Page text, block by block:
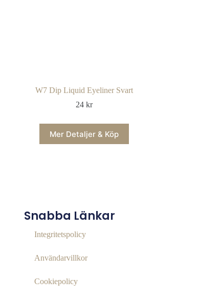
W7 Dip Liquid Eyeliner Svart
24kr
Mer Detaljer & Köp
Snabba Länkar
Integritetspolicy
Användarvillkor
Cookiepolicy